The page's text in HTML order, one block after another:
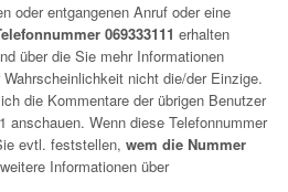
oder entgangenen Anruf oder eine
069333111 erhalten
über die Sie mehr Informationen
nicht die/der Einzige.
die Kommentare der übrigen Benutzer
anschauen. Wenn diese Telefonnummer
evtl. feststellen, wem die Nummer
Informationen über